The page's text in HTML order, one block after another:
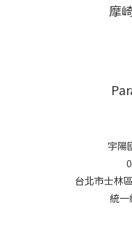
摩
宇陽
台北市士林
統一